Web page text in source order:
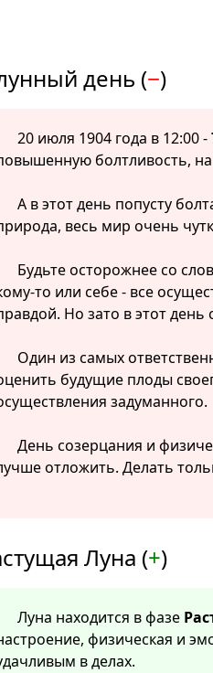
день (−)
20 июля 1904 года в 12:00 -
болтливость,
А в этот день попусту
весь мир очень
Будьте осторожнее со
то или себе - все
Но зато в этот день
Один из самых
будущие плоды
задуманного.
День созерцания и
отложить. Делать
Луна (+)
Луна находится в фазе
физическая и
в делах.